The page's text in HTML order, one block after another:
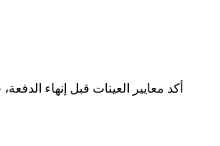
أكد معايير العينات قبل إنهاء